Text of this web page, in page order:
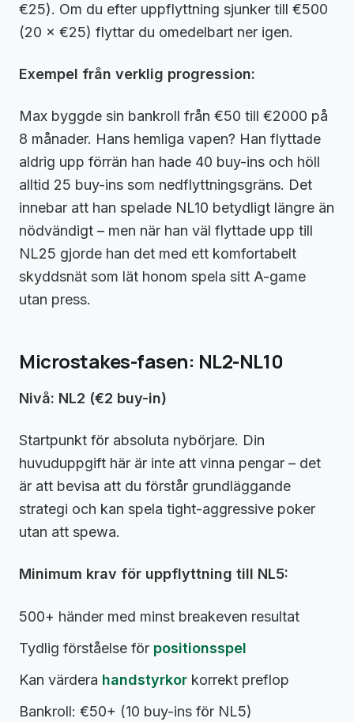
€25). Om du efter uppflyttning sjunker till €500
(20 × €25) flyttar du omedelbart ner igen.
Exempel från verklig progression:
Max byggde sin bankroll från €50 till €2000 på
8 månader. Hans hemliga vapen? Han flyttade
aldrig upp förrän han hade 40 buy-ins och höll
alltid 25 buy-ins som nedflyttningsgräns. Det
innebar att han spelade NL10 betydligt längre än
nödvändigt – men när han väl flyttade upp till
NL25 gjorde han det med ett komfortabelt
skyddsnät som lät honom spela sitt A-game
utan press.
Microstakes-fasen: NL2-NL10
Nivå: NL2 (€2 buy-in)
Startpunkt för absoluta nybörjare. Din
huvuduppgift här är inte att vinna pengar – det
är att bevisa att du förstår grundläggande
strategi och kan spela tight-aggressive poker
utan att spewa.
Minimum krav för uppflyttning till NL5:
500+ händer med minst breakeven resultat
Tydlig förståelse för positionsspel
Kan värdera handstyrkor korrekt preflop
Bankroll: €50+ (10 buy-ins för NL5)